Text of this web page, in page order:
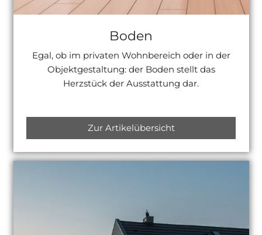
Boden
Egal, ob im privaten Wohnbereich oder in der
Objektgestaltung: der Boden stellt das
Herzstück der Ausstattung dar.
Zur Artikelübersicht